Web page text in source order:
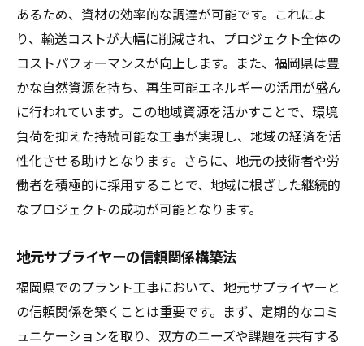
あるため、資材の効率的な調達が可能です。これによ
り、輸送コストが大幅に削減され、プロジェクト全体の
コストパフォーマンスが向上します。また、福岡県は豊
かな自然資源を持ち、再生可能エネルギーの活用が盛ん
に行われています。この地域資源を活かすことで、環境
負荷を抑えた持続可能な工事が実現し、地域の経済を活
性化させる助けとなります。さらに、地元の技術者や労
働者を積極的に採用することで、地域に根ざした継続的
なプロジェクトの成功が可能となります。
地元サプライヤーの信頼関係構築法
福岡県でのプラント工事において、地元サプライヤーと
の信頼関係を築くことは重要です。まず、定期的なコミ
ュニケーションを取り、双方のニーズや課題を共有する